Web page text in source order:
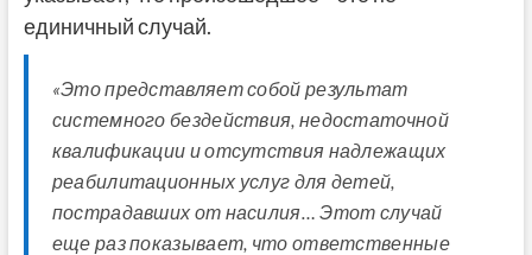
единичный случай.
«Это представляет собой результат
системного бездействия, недостаточной
квалификации и отсутствия надлежащих
реабилитационных услуг для детей,
пострадавших от насилия… Этот случай
еще раз показывает, что ответственные